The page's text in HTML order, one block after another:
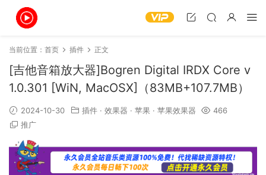
当前位置： 首页 插件 正文
[吉他音箱放大器]Bogren Digital IRDX Core v
1.0.301 [WiN, MacOSX]（83MB+107.7MB）
2024-10-30 插件 · 效果器 · 苹果 · 苹果效果器
466
推广